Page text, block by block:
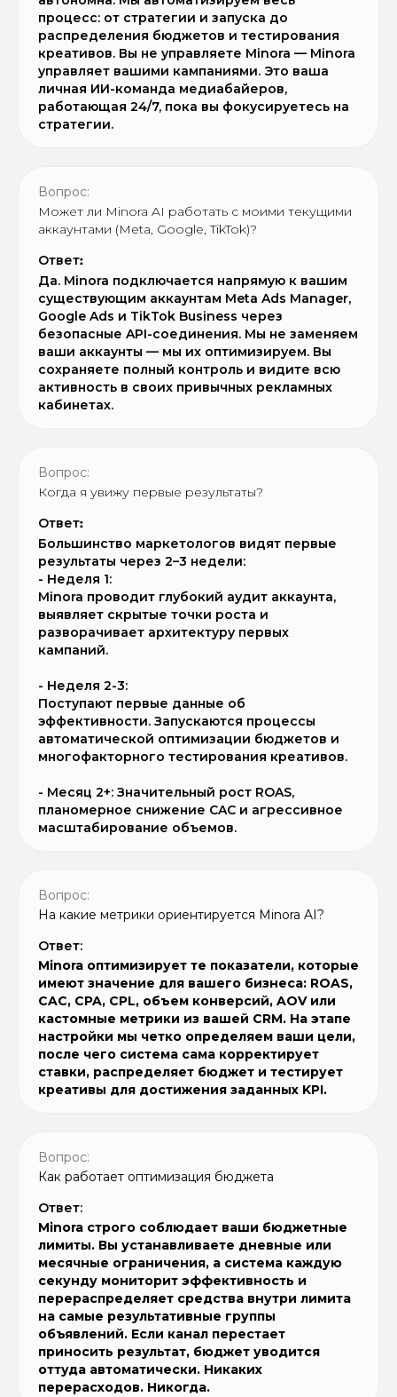
процесс: от стратегии и запуска до
распределения бюджетов и тестирования
креативов. Вы не управляете Minora — Minora
управляет вашими кампаниями. Это ваша
личная ИИ-команда медиабайеров,
работающая 24/7, пока вы фокусируетесь на
стратегии.
Вопрос:
Может ли Minora AI работать с моими текущими
аккаунтами (Meta, Google, TikTok)?
Ответ:
Да. Minora подключается напрямую к вашим
существующим аккаунтам Meta Ads Manager,
Google Ads и TikTok Business через
безопасные API-соединения. Мы не заменяем
ваши аккаунты — мы их оптимизируем. Вы
сохраняете полный контроль и видите всю
активность в своих привычных рекламных
кабинетах.
Вопрос:
Когда я увижу первые результаты?
Ответ:
Большинство маркетологов видят первые
результаты через 2–3 недели:
- Неделя 1:
Minora проводит глубокий аудит аккаунта,
выявляет скрытые точки роста и
разворачивает архитектуру первых
кампаний.
- Неделя 2-3:
Поступают первые данные об
эффективности. Запускаются процессы
автоматической оптимизации бюджетов и
многофакторного тестирования креативов.
- Месяц 2+: Значительный рост ROAS,
планомерное снижение CAC и агрессивное
масштабирование объемов.
Вопрос:
На какие метрики ориентируется Minora AI?
Ответ:
Minora оптимизирует те показатели, которые
имеют значение для вашего бизнеса: ROAS,
CAC, CPA, CPL, объем конверсий, AOV или
кастомные метрики из вашей CRM. На этапе
настройки мы четко определяем ваши цели,
после чего система сама корректирует
ставки, распределяет бюджет и тестирует
креативы для достижения заданных KPI.
Вопрос:
Как работает оптимизация бюджета
Ответ:
Minora строго соблюдает ваши бюджетные
лимиты. Вы устанавливаете дневные или
месячные ограничения, а система каждую
секунду мониторит эффективность и
перераспределяет средства внутри лимита
на самые результативные группы
объявлений. Если канал перестает
приносить результат, бюджет уводится
оттуда автоматически. Никаких
перерасходов. Никогда.